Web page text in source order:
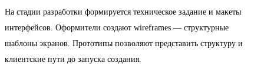
На стадии разработки формируется техническое задание и макеты
интерфейсов. Оформители создают wireframes — структурные
шаблоны экранов. Прототипы позволяют представить структуру и
клиентские пути до запуска создания.